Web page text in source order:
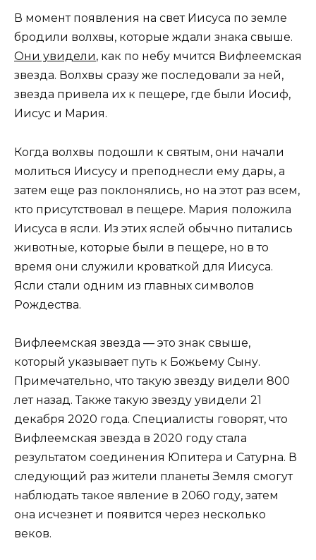
В момент появления на свет Иисуса по земле
бродили волхвы, которые ждали знака свыше.
Они увидели, как по небу мчится Вифлеемская
звезда. Волхвы сразу же последовали за ней,
звезда привела их к пещере, где были Иосиф,
Иисус и Мария.
Когда волхвы подошли к святым, они начали
молиться Иисусу и преподнесли ему дары, а
затем еще раз поклонялись, но на этот раз всем,
кто присутствовал в пещере. Мария положила
Иисуса в ясли. Из этих яслей обычно питались
животные, которые были в пещере, но в то
время они служили кроваткой для Иисуса.
Ясли стали одним из главных символов
Рождества.
Вифлеемская звезда — это знак свыше,
который указывает путь к Божьему Сыну.
Примечательно, что такую звезду видели 800
лет назад. Также такую звезду увидели 21
декабря 2020 года. Специалисты говорят, что
Вифлеемская звезда в 2020 году стала
результатом соединения Юпитера и Сатурна. В
следующий раз жители планеты Земля смогут
наблюдать такое явление в 2060 году, затем
она исчезнет и появится через несколько
веков.